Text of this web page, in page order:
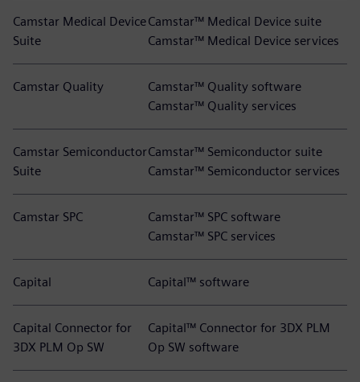
Camstar Medical Device
Suite
Camstar™ Medical Device suite
Camstar™ Medical Device services
Camstar Quality
Camstar™ Quality software
Camstar™ Quality services
Camstar Semiconductor
Suite
Camstar™ Semiconductor suite
Camstar™ Semiconductor services
Camstar SPC
Camstar™ SPC software
Camstar™ SPC services
Capital Capital™ software
Capital Connector for
3DX PLM Op SW
Capital™ Connector for 3DX PLM
Op SW software